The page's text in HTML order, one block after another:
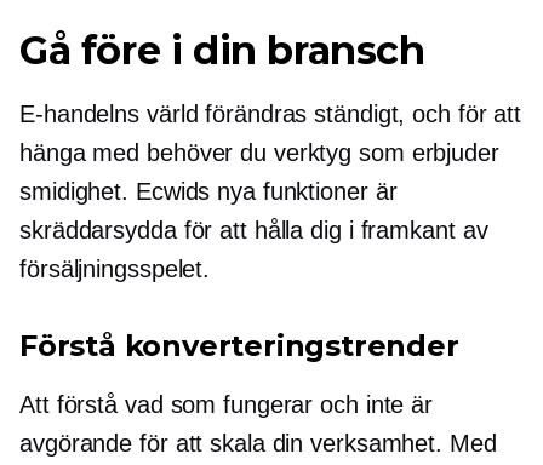
Gå före i din bransch
E-handelns värld förändras ständigt, och för att
hänga med behöver du verktyg som erbjuder
smidighet. Ecwids nya funktioner är
skräddarsydda för att hålla dig i framkant av
försäljningsspelet.
Förstå konverteringstrender
Att förstå vad som fungerar och inte är
avgörande för att skala din verksamhet. Med